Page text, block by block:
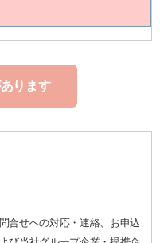
ります
合せへの対応・連絡、お申込